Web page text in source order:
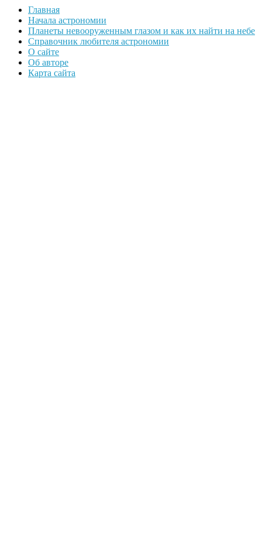
Главная
Начала астрономии
Планеты невооруженным глазом и как их найти на небе
Справочник любителя астрономии
О сайте
Об авторе
Карта сайта